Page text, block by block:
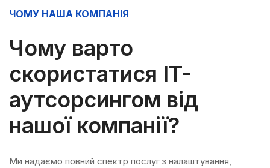
ЧОМУ НАША КОМПАНІЯ
Чому варто
скористатися IT-
аутсорсингом від
нашої компанії?
Ми надаємо повний спектр послуг з налаштування,